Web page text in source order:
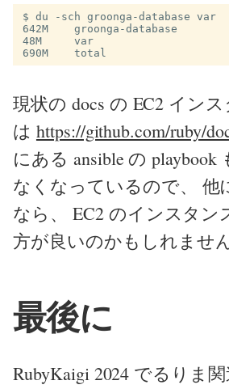
$ du -sch groonga-database var
642M	groonga-database
48M	var
現状の docs の EC2 イン
は https://github.com/ruby/
にある ansible の playbook
なくなっているので、 他
なら、 EC2 のインスタン
方が良いのかもしれません
最後に
RubyKaigi 2024 でるりま